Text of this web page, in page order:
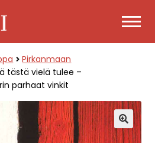
ALEMMAN
TASON
VALIKKO
Pirkanmaan
tästä vielä tulee –
parhaat vinkit
🔍